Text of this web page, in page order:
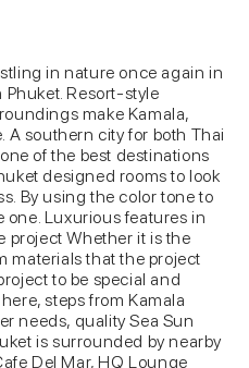
in nature once again in
Phuket. Resort-style
make Kamala,
A southern city for both Thai
of the best destinations
designed rooms to look
By using the color tone to
Luxurious features in
project Whether it is the
materials that the project
to be special and
steps from Kamala
needs, quality Sea Sun
is surrounded by nearby
Del Mar, HQ Lounge